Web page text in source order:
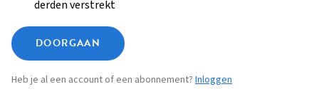
derden verstrekt
DOORGAAN
Heb je al een account of een abonnement? Inloggen